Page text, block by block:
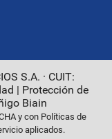
S.A. · CUIT:
| Protección de
Biain
y con Políticas de
aplicados.